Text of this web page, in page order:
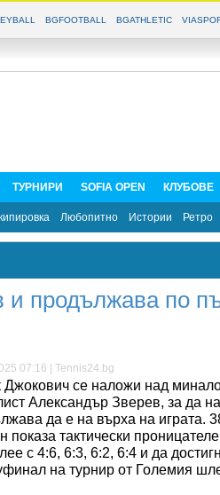
BGFOOTBALL BGATHLETIC
ТУРНИРИ SOFIA OPEN КЛУБОВЕ
Любопитно Истории Ретро
продължава по
07:16 | Tennis24.bg
Джокович се наложи над
Александър Зверев, за да
да е на върха на играта.
показа тактически
с 4:6, 6:3, 6:2, 6:4 и да
на турнир от Големия